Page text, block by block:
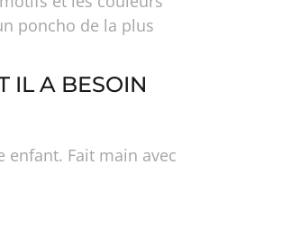
poncho de la plus
IL A BESOIN
enfant. Fait main avec